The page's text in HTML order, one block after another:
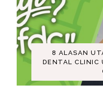
8 ALASAN
DENTAL CLINIC